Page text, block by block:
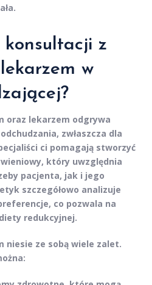
z
w
oraz lekarzem odgrywa
zwłaszcza dla
ci pomagają stworzyć
, który uwzględnia
pacjenta, jak i jego
szczegółowo analizuje
co pozwala na
redukcyjnej.
niesie ze sobą wiele zalet.